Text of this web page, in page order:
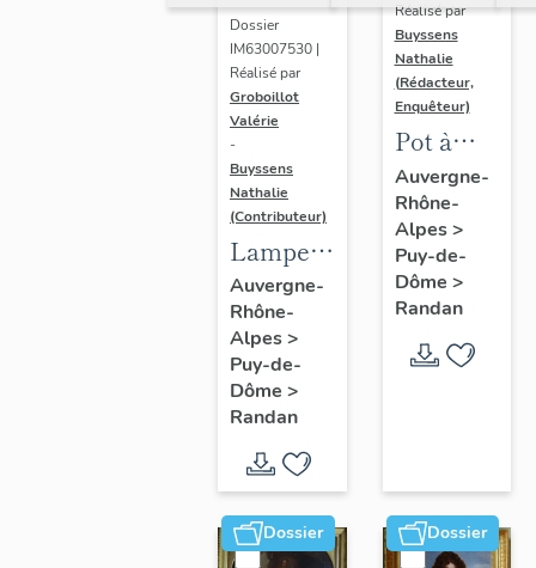
Dossier
IM63007530 |
Réalisé par
Groboillot
Valérie
-
Buyssens
Nathalie
(Contributeur)
Lampe à
pétrole
n° 1
Auvergne-
Rhône-
Alpes>
Puy-de-
Dôme >
Randan
Réalisé par
Buyssens
Nathalie
(Rédacteur,
Enquêteur)
Pot à
crème n°
3
Auvergne-
Rhône-
Alpes>
Puy-de-
Dôme >
Randan
Dossier Dossier